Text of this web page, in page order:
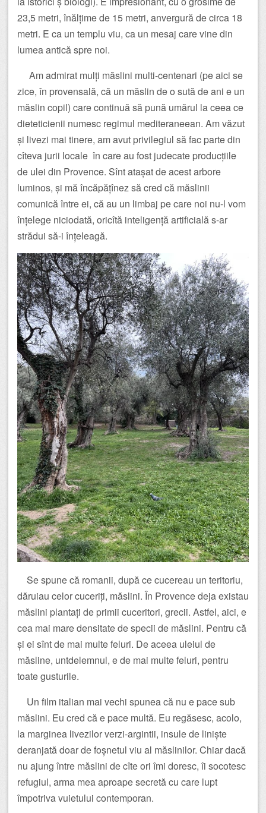
23,5 metri, înălțime de 15 metri, anvergură de circa 18
metri. E ca un templu viu, ca un mesaj care vine din
lumea antică spre noi.
Am admirat mulți măslini multi-centenari (pe aici se
zice, în provensală, că un măslin de o sută de ani e un
măslin copil) care continuă să pună umărul la ceea ce
dieteticienii numesc regimul mediteraneean. Am văzut
și livezi mai tinere, am avut privilegiul să fac parte din
cîteva jurii locale în care au fost judecate producțiile
de ulei din Provence. Sînt atașat de acest arbore
luminos, și mă încăpățînez să cred că măslinii
comunică între ei, că au un limbaj pe care noi nu-l vom
înțelege niciodată, oricîtă inteligență artificială s-ar
strădui să-i înțeleagă.
Se spune că romanii, după ce cucereau un teritoriu,
dăruiau celor cuceriți, măslini. În Provence deja existau
măslini plantați de primii cuceritori, grecii. Astfel, aici, e
cea mai mare densitate de specii de măslini. Pentru că
și ei sînt de mai multe feluri. De aceea uleiul de
măsline, untdelemnul, e de mai multe feluri, pentru
toate gusturile.
Un film italian mai vechi spunea că nu e pace sub
măslini. Eu cred că e pace multă. Eu regăsesc, acolo,
la marginea livezilor verzi-argintii, insule de liniște
deranjată doar de foșnetul viu al măslinilor. Chiar dacă
nu ajung între măslini de cîte ori îmi doresc, îi socotesc
refugiul, arma mea aproape secretă cu care lupt
împotriva vuietului contemporan.